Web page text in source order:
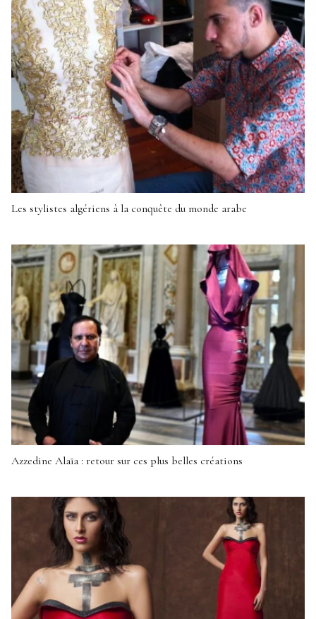
Les stylistes algériens à la conquête du monde arabe
Azzedine Alaïa : retour sur ces plus belles créations